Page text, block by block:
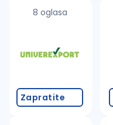
8 oglasa
Zapratite